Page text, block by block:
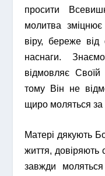
просити
молитва зміцнює
віру, береже від
наснаги.
відмовляє Своїй
тому Він не
щиро моляться за
Матері дякують
життя, довіряють
завжди